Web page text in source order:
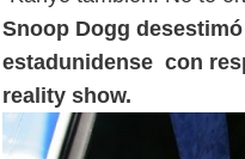
Snoop Dogg
estadunidense con
reality show.